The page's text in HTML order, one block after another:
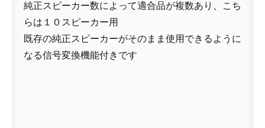
純正スピーカー数によって適合品が複数あり、こち
らは１０スピーカー用
既存の純正スピーカーがそのまま使用できるように
なる信号変換機能付きです